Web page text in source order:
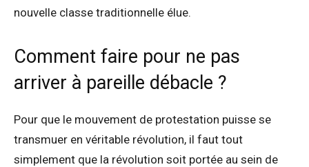
nouvelle classe traditionnelle élue.
Comment faire pour ne pas
arriver à pareille débacle ?
Pour que le mouvement de protestation puisse se
transmuer en véritable révolution, il faut tout
simplement que la révolution soit portée au sein de